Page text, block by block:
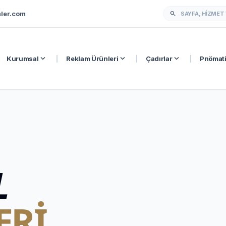
search
Kurumsal expand_more Reklam Ürünleri expand_more Çadırlarexpand_more